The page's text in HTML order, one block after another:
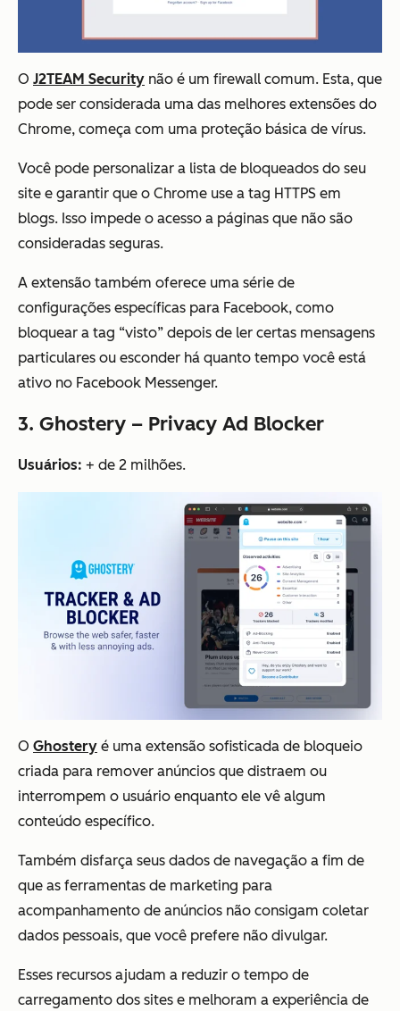
O J2TEAM Security não é um firewall comum. Esta, que
pode ser considerada uma das melhores extensões do
Chrome, começa com uma proteção básica de vírus.
Você pode personalizar a lista de bloqueados do seu
site e garantir que o Chrome use a tag HTTPS em
blogs. Isso impede o acesso a páginas que não são
consideradas seguras.
A extensão também oferece uma série de
configurações específicas para Facebook, como
bloquear a tag “visto” depois de ler certas mensagens
particulares ou esconder há quanto tempo você está
ativo no Facebook Messenger.
3. Ghostery – Privacy Ad Blocker
Usuários: + de 2 milhões.
O Ghostery é uma extensão sofisticada de bloqueio
criada para remover anúncios que distraem ou
interrompem o usuário enquanto ele vê algum
conteúdo específico.
Também disfarça seus dados de navegação a fim de
que as ferramentas de marketing para
acompanhamento de anúncios não consigam coletar
dados pessoais, que você prefere não divulgar.
Esses recursos ajudam a reduzir o tempo de
carregamento dos sites e melhoram a experiência de